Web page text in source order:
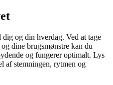
dig og din hverdag. Ved at tage
dine brugsmønstre kan du
og fungerer optimalt. Lys
af stemningen, rytmen og